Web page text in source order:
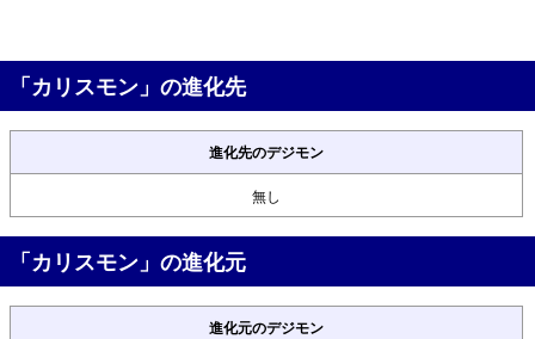
「カリスモン」の進化先
進化先のデジモン
無し
「カリスモン」の進化元
進化元のデジモン